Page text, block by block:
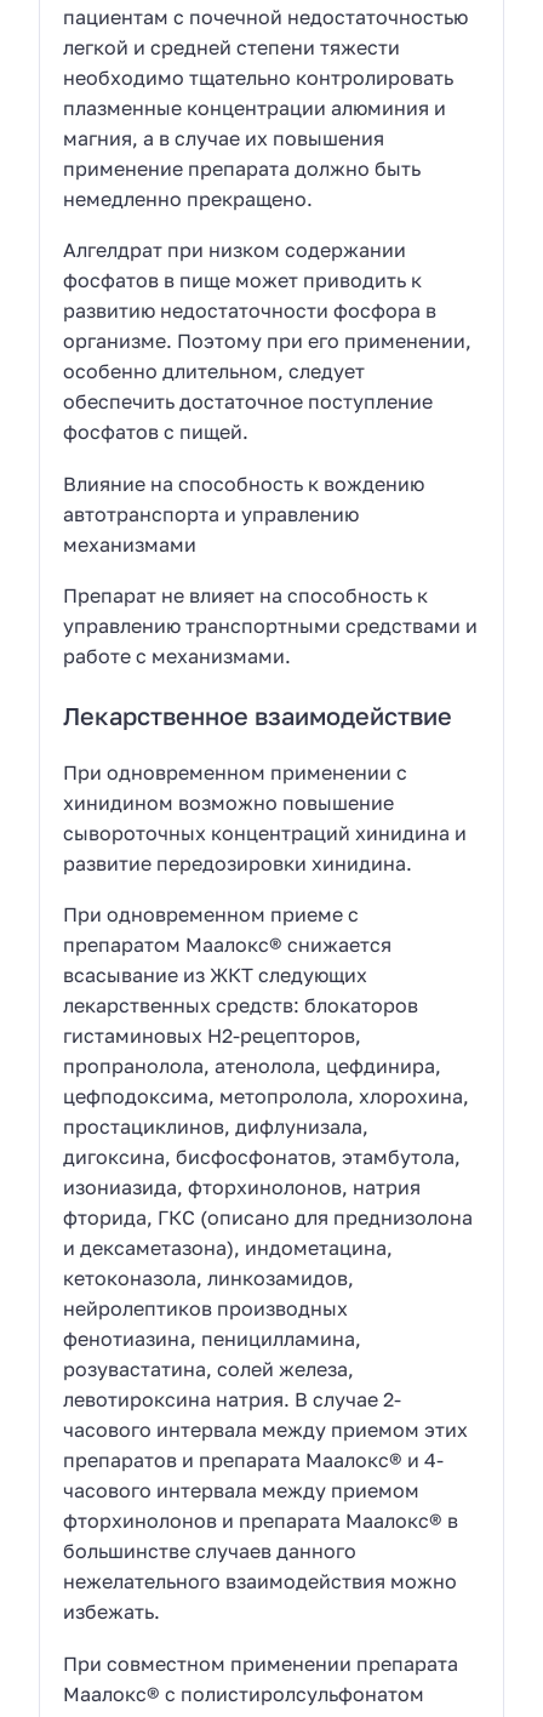
пациентам с почечной недостаточностью
легкой и средней степени тяжести
необходимо тщательно контролировать
плазменные концентрации алюминия и
магния, а в случае их повышения
применение препарата должно быть
немедленно прекращено.
Алгелдрат при низком содержании
фосфатов в пище может приводить к
развитию недостаточности фосфора в
организме. Поэтому при его применении,
особенно длительном, следует
обеспечить достаточное поступление
фосфатов с пищей.
Влияние на способность к вождению
автотранспорта и управлению
механизмами
Препарат не влияет на способность к
управлению транспортными средствами и
работе с механизмами.
Лекарственное взаимодействие
При одновременном применении с
хинидином возможно повышение
сывороточных концентраций хинидина и
развитие передозировки хинидина.
При одновременном приеме с
препаратом Маалокс® снижается
всасывание из ЖКТ следующих
лекарственных средств: блокаторов
гистаминовых H2-рецепторов,
пропранолола, атенолола, цефдинира,
цефподоксима, метопролола, хлорохина,
простациклинов, дифлунизала,
дигоксина, бисфосфонатов, этамбутола,
изониазида, фторхинолонов, натрия
фторида, ГКС (описано для преднизолона
и дексаметазона), индометацина,
кетоконазола, линкозамидов,
нейролептиков производных
фенотиазина, пеницилламина,
розувастатина, солей железа,
левотироксина натрия. В случае 2-
часового интервала между приемом этих
препаратов и препарата Маалокс® и 4-
часового интервала между приемом
фторхинолонов и препарата Маалокс® в
большинстве случаев данного
нежелательного взаимодействия можно
избежать.
При совместном применении препарата
Маалокс® с полистиролсульфонатом